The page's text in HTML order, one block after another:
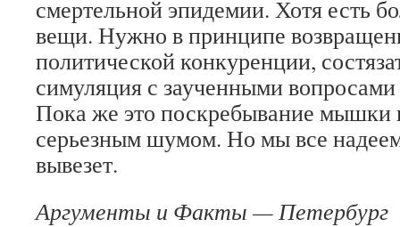
смертельной эпидемии. Хотя есть
вещи. Нужно в принципе
политической конкуренции,
симуляция с заученными
Пока же это поскребывание мышки
серьезным шумом. Но мы все
вывезет.
Аргументы и Факты — Петербург